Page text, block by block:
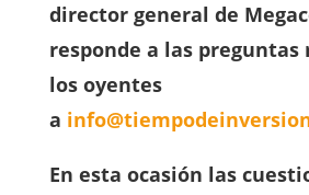
director general de
responde a las
los oyentes
a
En esta ocasión las